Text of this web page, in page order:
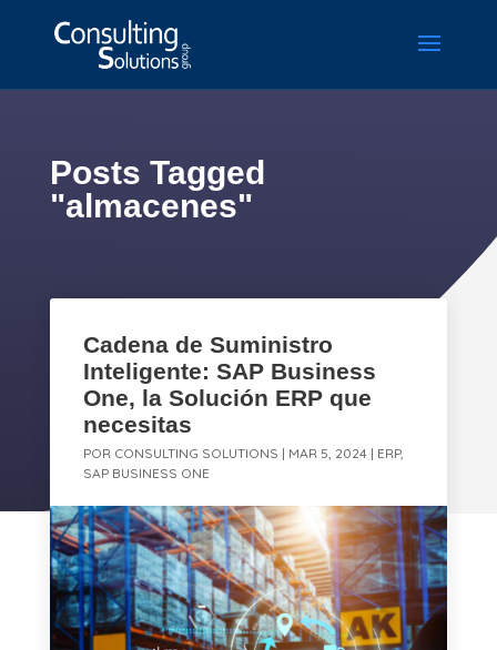
Posts Tagged
"almacenes"
Cadena de Suministro
Inteligente: SAP Business
One, la Solución ERP que
necesitas
POR CONSULTING SOLUTIONS | MAR 5, 2024 | ERP,
SAP BUSINESS ONE